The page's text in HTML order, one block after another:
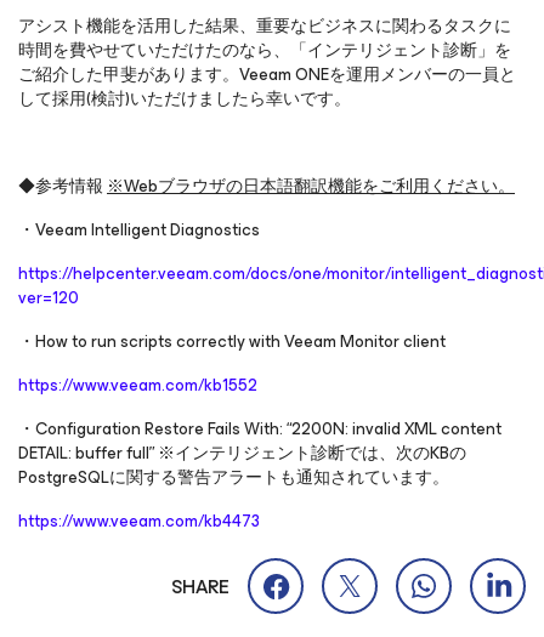
アシスト機能を活用した結果、重要なビジネスに関わるタスクに
時間を費やせていただけたのなら、「インテリジェント診断」を
ご紹介した甲斐があります。Veeam ONEを運用メンバーの一員と
して採用(検討)いただけましたら幸いです。
◆参考情報※Webブラウザの日本語翻訳機能をご利用ください。
・Veeam Intelligent Diagnostics
https://helpcenter.veeam.com/docs/one/monitor/
ver=120
・How to run scripts correctly with Veeam Monitor client
https://www.veeam.com/kb1552
・Configuration Restore Fails With: “2200N: invalid XML content
DETAIL: buffer full” ※インテリジェント診断では、次のKBの
PostgreSQLに関する警告アラートも通知されています。
https://www.veeam.com/kb4473
SHARE